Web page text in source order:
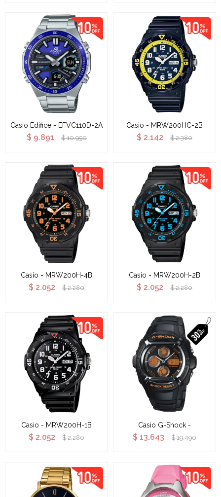
Casio Edifice - EFVC110D-2A
$ 9.891 $ 10.990
Casio - MRW200HC-2B
$ 2.142 $ 2.380
Casio - MRW200H-4B
$ 2.052 $ 2.280
Casio - MRW200H-2B
$ 2.052 $ 2.280
Casio - MRW200H-1B
$ 2.052 $ 2.280
Casio G-Shock -
$ 13.643 $ 19.490